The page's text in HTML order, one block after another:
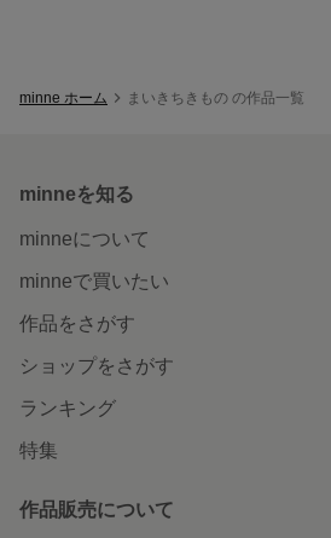
minne ホーム まいきちきもの の作品一覧
minneを知る
minneについて
minneで買いたい
作品をさがす
ショップをさがす
ランキング
特集
作品販売について